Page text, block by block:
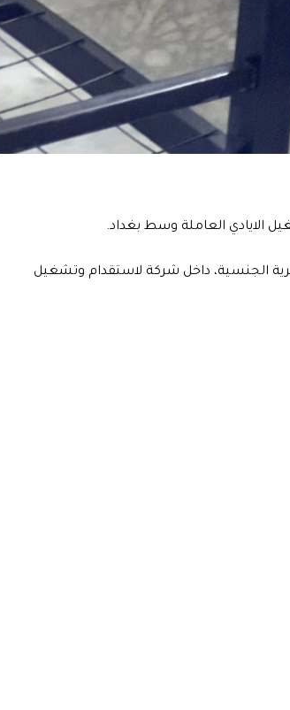
الايادي العاملة وسط بغداد.
الجنسية، داخل شركة لاستقدام وتشغيل